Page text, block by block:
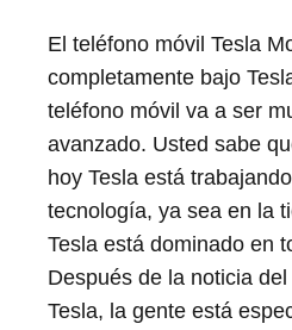
El teléfono móvil Tesla
completamente bajo
teléfono móvil va a ser
avanzado. Usted sabe
hoy Tesla está
tecnología, ya sea en la
Tesla está dominado en
Después de la noticia
Tesla, la gente está